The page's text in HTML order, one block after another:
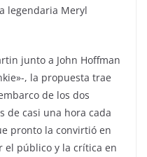
legendaria Meryl
junto a John Hoffman
, la propuesta trae
de los dos
de casi una hora cada
pronto la convirtió en
el público y la crítica en